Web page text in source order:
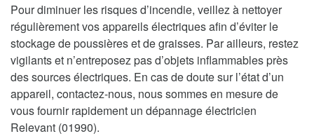
Pour diminuer les risques d’incendie, veillez à nettoyer
régulièrement vos appareils électriques afin d’éviter le
stockage de poussières et de graisses. Par ailleurs, restez
vigilants et n’entreposez pas d’objets inflammables près
des sources électriques. En cas de doute sur l’état d’un
appareil, contactez-nous, nous sommes en mesure de
vous fournir rapidement un dépannage électricien
Relevant (01990).